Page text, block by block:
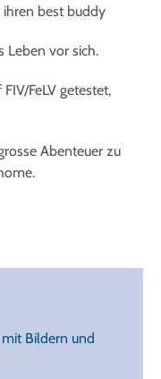
best buddy
Leben vor sich.
FeLV getestet,
Abenteuer zu
Bildern und